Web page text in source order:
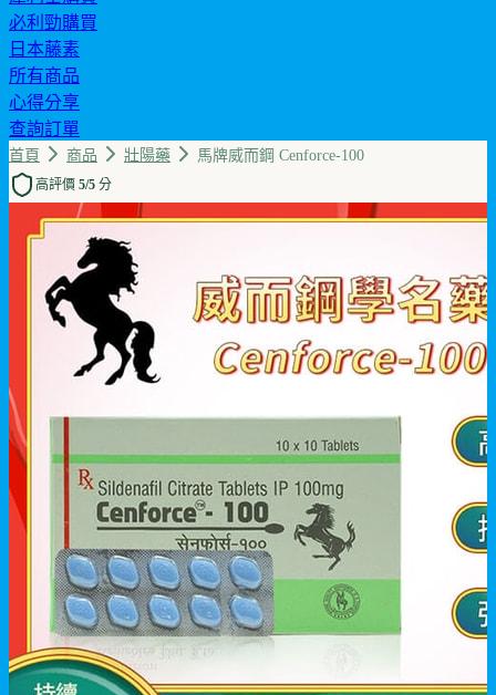
必利勁購買
日本藤素
所有商品
心得分享
查詢訂單
首頁 商品 壯陽藥 馬牌威而鋼 Cenforce-100
高評價 5/5 分